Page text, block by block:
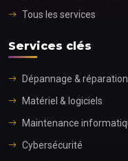
Tous les services
Services clés
Dépannage & réparation
Matériel & logiciels
Maintenance
Cybersécurité